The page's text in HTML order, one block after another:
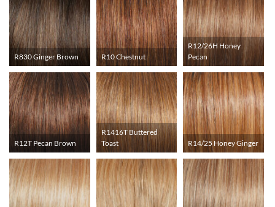
R830 Ginger Brown R10 Chestnut
R12/26H Honey
Pecan
R12T Pecan Brown
R1416T Buttered
Toast
R14/25 Honey Ginger